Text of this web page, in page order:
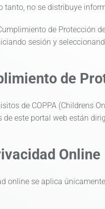
tanto, no se distribuye
de Protección
sesión y
de
de COPPA (Childrens
de este portal web están
Online
online se aplica